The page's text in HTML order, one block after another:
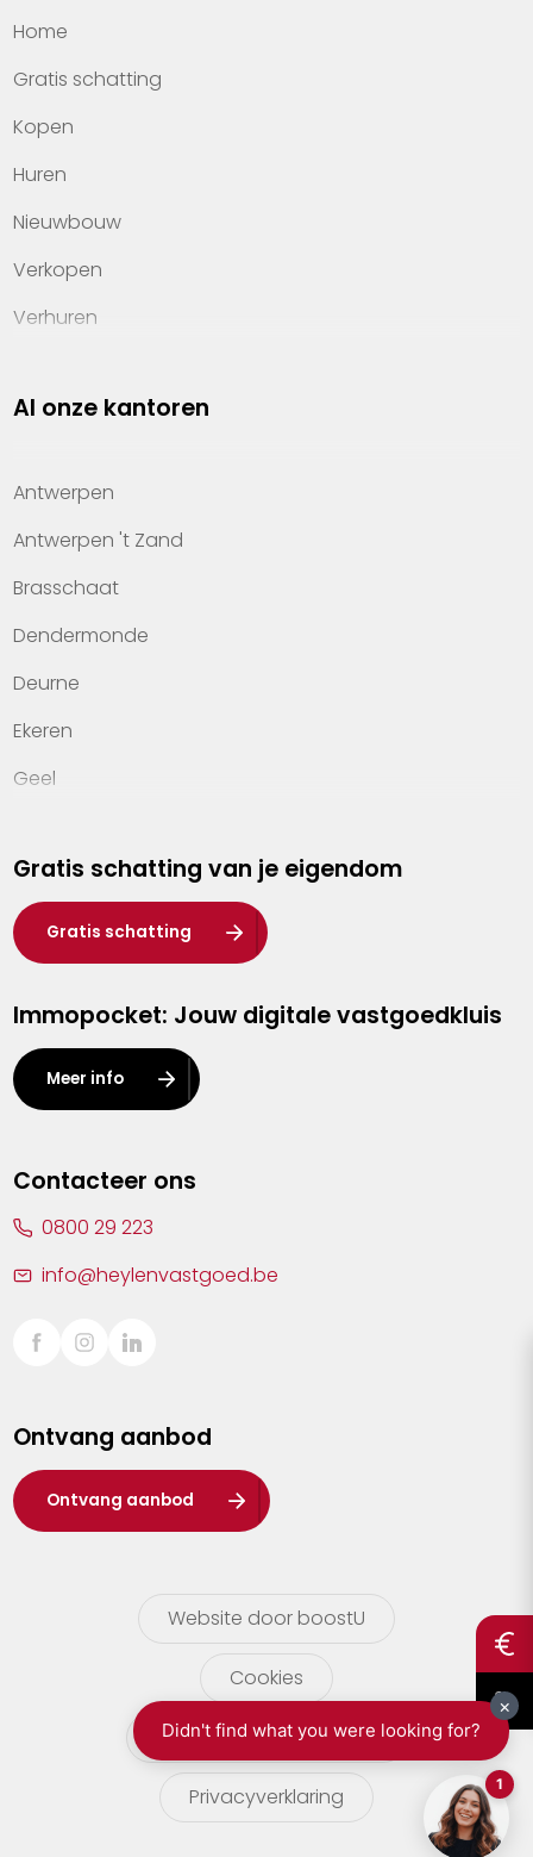
Home
Gratis schatting
Kopen
Huren
Nieuwbouw
Verkopen
Verhuren
Property management
Kennis van wonen
Kantoren
Veelgestelde vragen
Werken bij Heylen Vastgoed
Contact
Al onze kantoren
Antwerpen
Antwerpen 't Zand
Brasschaat
Dendermonde
Deurne
Ekeren
Geel
Hasselt
Heist-op-den-Berg
Herentals
Kalmthout
Leuven
Lier
Sint-Truiden
Waasland
Wuustwezel
Zoersel
Gratis schatting van je eigendom
Gratis schatting
Immopocket: Jouw digitale vastgoedkluis
Meer info
Contacteer ons
0800 29 223
info@heylenvastgoed.be
Ontvang aanbod
Ontvang aanbod
Website door boostU
Cookies
gebruikersvoorwaarden
Privacyverklaring